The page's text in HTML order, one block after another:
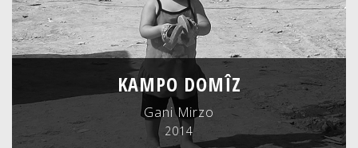
KAMPO DOMÎZ
Gani Mirzo
2014